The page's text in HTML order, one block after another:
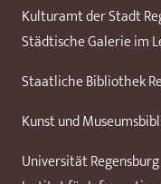
Kulturamt der Stadt
Städtische Galerie im
Staatliche Bibliothek
Kunst und
Universität